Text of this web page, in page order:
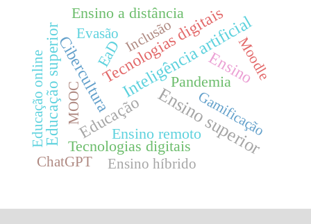
Ensino superior
Inteligência artificial
Educação
Ensino
CiberculturaTecnologias digitais
Educação superior EaD
Ensino a distância
Pandemia
Ensino remoto
Tecnologias digitais
Inclusão
Ensino híbrido
Gamificação
MOOC
Evasão
Moodle
ChatGPT
Educação online